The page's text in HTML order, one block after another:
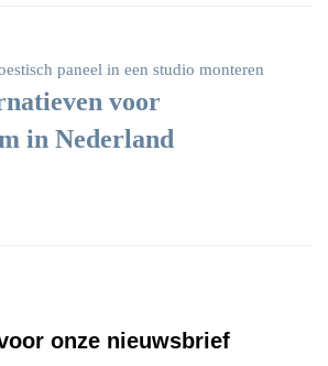
voor
in Nederland
onze nieuwsbrief